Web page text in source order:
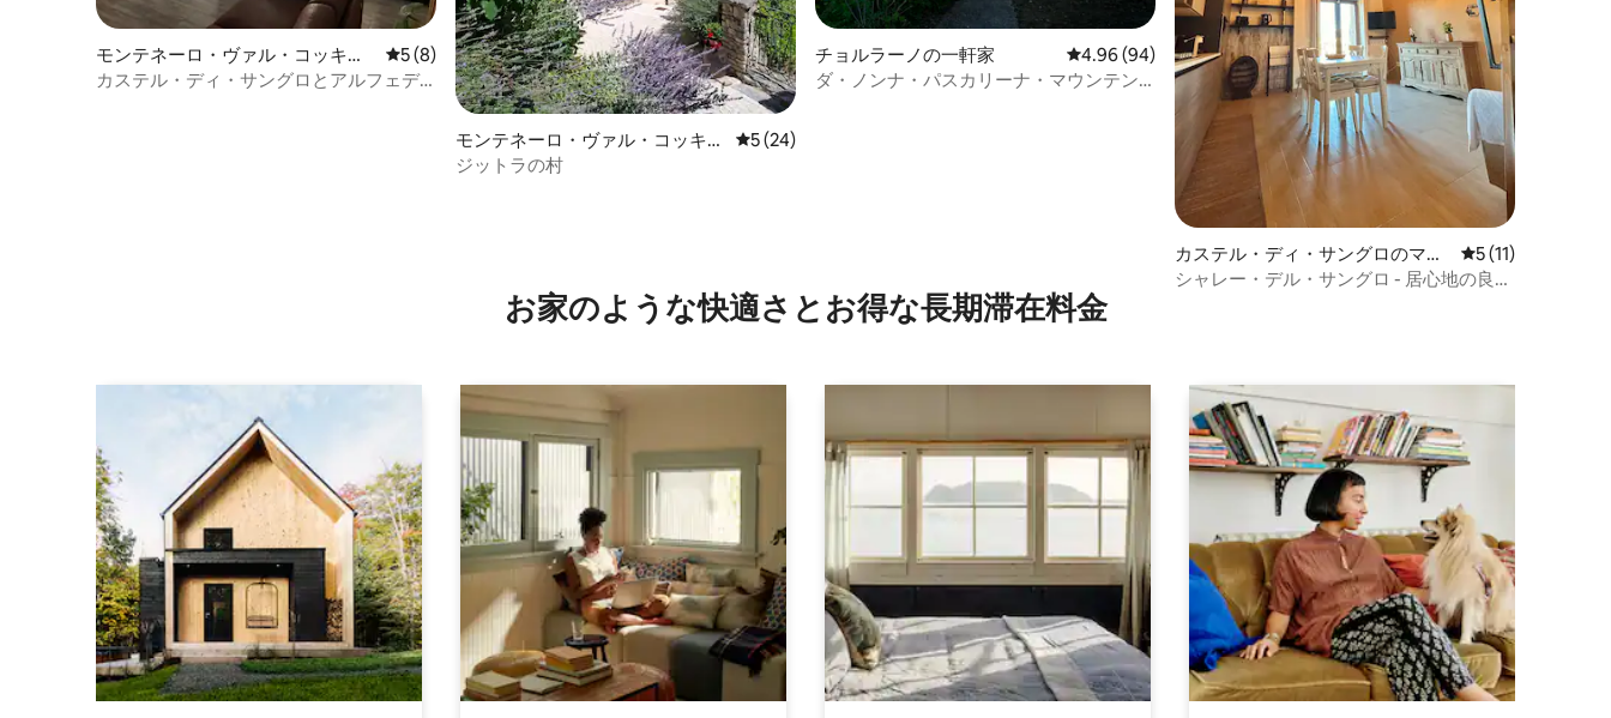
モンテネーロ・ヴァル・コッキア
ーラの一軒家
レビュー8件、5つ星中5つ星の平均評価
5 (8)
カステル・ディ・サングロとアルフェデ
モンテネーロ・ヴァル・コッキア
ーラの一軒家
レビュー24件、5つ星中5つ星の平均評価
5 (24)
ジットラの村
チョルラーノの一軒家 レビュー94件、5つ星中4.96つ星の平均評価
4.96 (94)
ダ・ノンナ・パスカリーナ・マウンテン
カステル・ディ・サングロのマン
ション・アパート
レビュー11件、5
5 (11)
シャレー・デル・サングロ - 居心地の良い
お家のような快⁠適⁠さ⁠とお⁠得⁠な長⁠期⁠滞⁠在料⁠金